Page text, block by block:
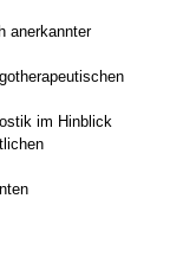
anerkannter
im Hinblick